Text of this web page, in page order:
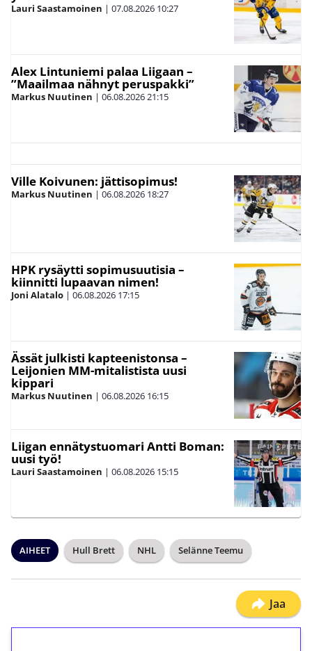
Lauri Saastamoinen | 07.08.2026 10:27
Alex Lintuniemi palaa Liigaan –
”Maailmaa nähnyt peruspakki”
Markus Nuutinen | 06.08.202621:15
Ville Koivunen: jättisopimus!
Markus Nuutinen | 06.08.2026 18:27
HPK rysäytti sopimusuutisia –
kiinnitti lupaavan nimen!
Joni Alatalo | 06.08.2026 17:15
Ässät julkisti kapteenistonsa –
Leijonien MM-mitalistista uusi
kippari
Markus Nuutinen | 06.08.2026 16:15
Liigan ennätystuomari Antti Boman:
uusi työ!
Lauri Saastamoinen | 06.08.2026 15:15
AIHEET Hull Brett NHL Selänne Teemu
Jaa